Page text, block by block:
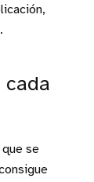
cada
se